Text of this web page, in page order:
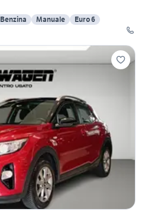
Benzina Manuale
Euro 6